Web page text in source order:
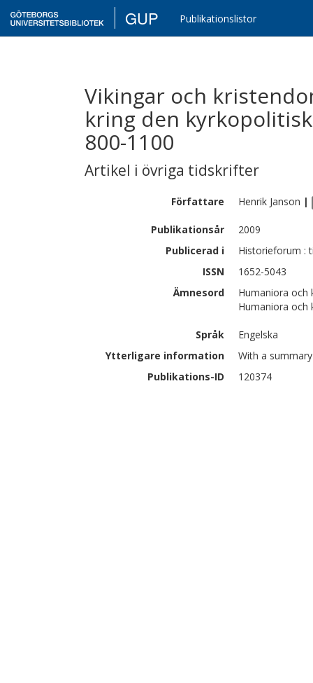
GUP Publikationslistor
Vikingar och
kring den
800-1100
Artikel i övriga tidskrifter
Författare Henrik Janson |
Publikationsår
2009
Publicerad i
Historieforum :
ISSN
1652-5043
Ämnesord
Humaniora
Humaniora
Språk
Engelska
Ytterligare information
With a
Publikations-ID
120374